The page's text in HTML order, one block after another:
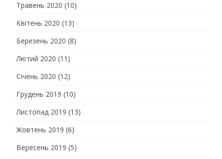
Травень 2020 (10)
Квітень 2020 (13)
Березень 2020 (8)
Лютий 2020 (11)
Січень 2020 (12)
Грудень 2019 (10)
Листопад 2019 (13)
Жовтень 2019 (6)
Вересень 2019 (5)